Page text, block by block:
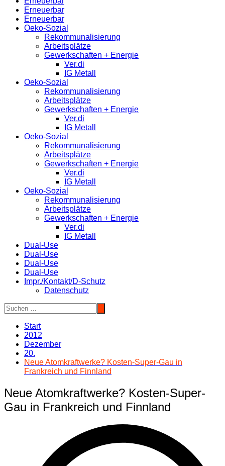
Erneuerbar
Erneuerbar
Oeko-Sozial
Rekommunalisierung
Arbeitsplätze
Gewerkschaften + Energie
Ver.di
IG Metall
Oeko-Sozial
Rekommunalisierung
Arbeitsplätze
Gewerkschaften + Energie
Ver.di
IG Metall
Oeko-Sozial
Rekommunalisierung
Arbeitsplätze
Gewerkschaften + Energie
Ver.di
IG Metall
Oeko-Sozial
Rekommunalisierung
Arbeitsplätze
Gewerkschaften + Energie
Ver.di
IG Metall
Dual-Use
Dual-Use
Dual-Use
Dual-Use
Impr./Kontakt/D-Schutz
Datenschutz
Start
2012
Dezember
20.
Neue Atomkraftwerke? Kosten-Super-Gau in
Frankreich und Finnland
Neue Atomkraftwerke? Kosten-Super-
Gau in Frankreich und Finnland